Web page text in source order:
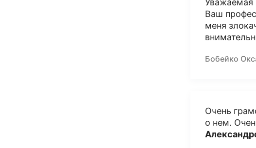
Уважаемая
Ваш
меня
Бобейко
Очень
о нем.